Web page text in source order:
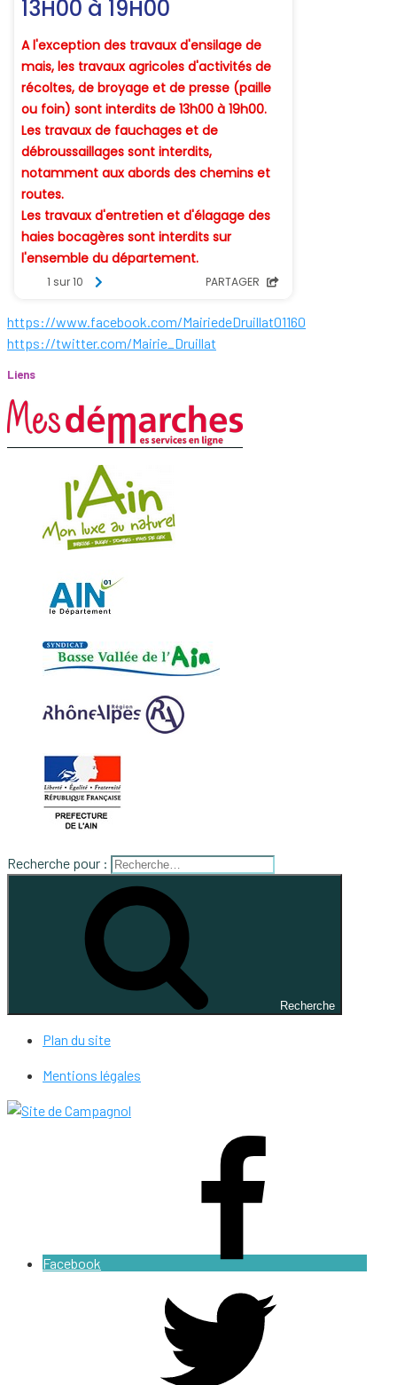
https://www.facebook.com/MairiedeDruillat01160
https://twitter.com/Mairie_Druillat
Liens
Recherche pour :
Recherche
Plan du site
Mentions légales
Facebook